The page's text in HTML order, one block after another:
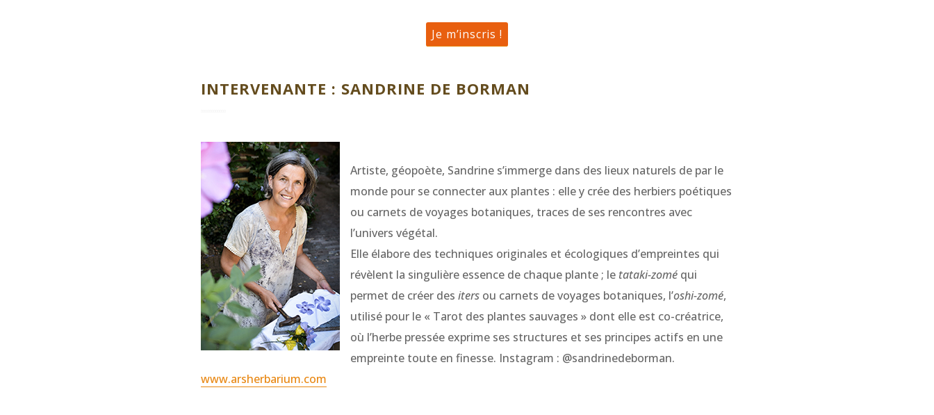
Je m’inscris !
INTERVENANTE : SANDRINE DE BORMAN
Artiste, géopoète, Sandrine s’immerge dans des lieux naturels de par le
monde pour se connecter aux plantes : elle y crée des herbiers poétiques
ou carnets de voyages botaniques, traces de ses rencontres avec
l’univers végétal.
Elle élabore des techniques originales et écologiques d’empreintes qui
révèlent la singulière essence de chaque plante ; le tataki-zoméqui
permet de créer des itersou carnets de voyages botaniques, l’oshi-zomé,
utilisé pour le « Tarot des plantes sauvages » dont elle est co-créatrice,
où l’herbe pressée exprime ses structures et ses principes actifs en une
empreinte toute en finesse. Instagram : @sandrinedeborman.
www.arsherbarium.com